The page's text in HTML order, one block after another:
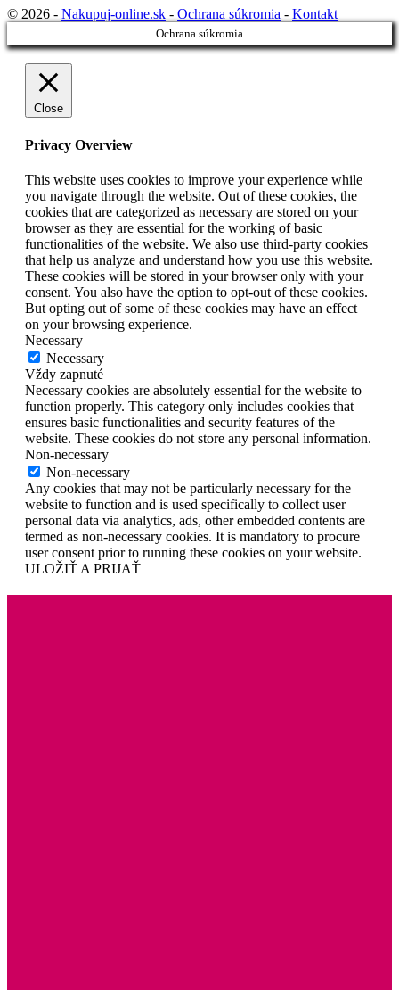
© 2026 - Nakupuj-online.sk - Ochrana súkromia - Kontakt
Ochrana súkromia
Close
Privacy Overview
This website uses cookies to improve your experience while
you navigate through the website. Out of these cookies, the
cookies that are categorized as necessary are stored on your
browser as they are essential for the working of basic
functionalities of the website. We also use third-party cookies
that help us analyze and understand how you use this website.
These cookies will be stored in your browser only with your
consent. You also have the option to opt-out of these cookies.
But opting out of some of these cookies may have an effect
on your browsing experience.
Necessary
Necessary
Vždy zapnuté
Necessary cookies are absolutely essential for the website to
function properly. This category only includes cookies that
ensures basic functionalities and security features of the
website. These cookies do not store any personal information.
Non-necessary
Non-necessary
Any cookies that may not be particularly necessary for the
website to function and is used specifically to collect user
personal data via analytics, ads, other embedded contents are
termed as non-necessary cookies. It is mandatory to procure
user consent prior to running these cookies on your website.
ULOŽIŤ A PRIJAŤ